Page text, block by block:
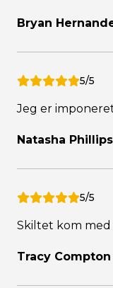
Bryan
5/5
Jeg er
Natasha Phillips
5/5
Skiltet kom
Tracy Compton